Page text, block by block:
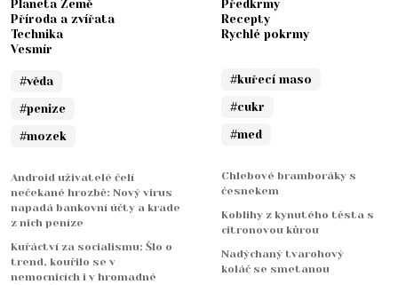
Planeta Země
Příroda a zvířata
Technika
Vesmír
#věda
#penize
#mozek
Android uživatelé čelí
nečekané hrozbě: Nový virus
napadá bankovní účty a krade
z nich peníze
Kuřáctví za socialismu: Šlo o
trend, kouřilo se v
nemocnicích i v hromadné
Předkrmy
Recepty
Rychlé pokrmy
#kuřecí maso
#cukr
#med
Chlebové bramboráky s
česnekem
Koblihy z kynutého těsta s
citronovou kůrou
Nadýchaný tvarohový
koláč se smetanou